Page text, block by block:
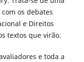
os debates
e Direitos
textos que virão.
e toda a